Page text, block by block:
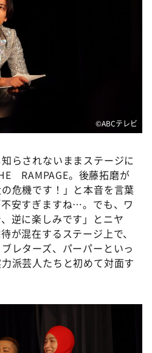
©️ABCテレビ
らされないままステージに
RAMPAGE。後藤拓磨が
危機です！」と本音を言葉
安すぎますね…。でも、ワ
逆に楽しみです」とニヤ
が混在するステージ上で、
レターズ、パーパーといっ
派芸人たちと初めて対面す